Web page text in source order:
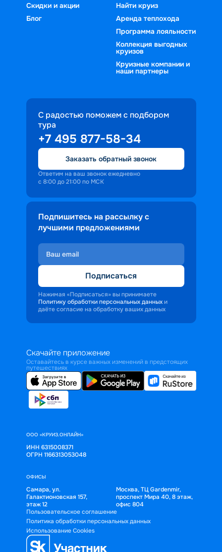
Скидки и акции
Блог
Найти круиз
Аренда теплохода
Программа лояльности
Коллекция выгодных
круизов
Круизные компании и
наши партнеры
С радостью поможем с подбором
тура
+7 495 877-58-34
Заказать обратный звонок
Ответим на ваш звонок ежедневно
с 8:00 до 21:00 по МСК
Подпишитесь на рассылку с
лучшими предложениями
Подписаться
Нажимая «Подписаться» вы принимаете
Политику обработки персональных данных и
даёте согласие на обработку ваших данных
Скачайте приложение
Оставайтесь в курсе важных изменений в предстоящих
путешествиях
ООО «КРУИЗ.ОНЛАЙН»
ИНН 6315008371
ОГРН 1166313053048
ОФИСЫ
Самара, ул.
Галактионовская 157,
этаж 12
Москва, ТЦ Gardenmir,
проспект Мира 40, 8 этаж,
офис 804
Пользовательское соглашение
Политика обработки персональных данных
Использование Cookies